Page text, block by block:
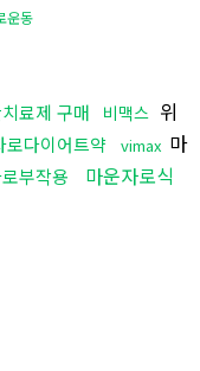
운동
료제 구매 비맥스 위
로다이어트약 vimax 마
부작용
마운자로식